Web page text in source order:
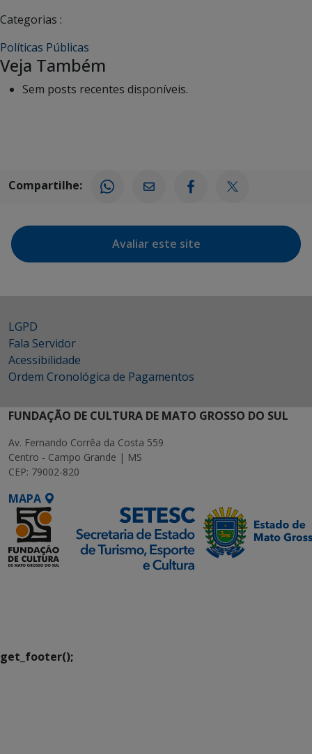
Categorias :
Políticas Públicas
Veja Também
Sem posts recentes disponíveis.
Compartilhe:
Avaliar este site
LGPD
Fala Servidor
Acessibilidade
Ordem Cronológica de Pagamentos
FUNDAÇÃO DE CULTURA DE MATO GROSSO DO SUL
Av. Fernando Corrêa da Costa 559
Centro - Campo Grande | MS
CEP: 79002-820
MAPA
get_footer();